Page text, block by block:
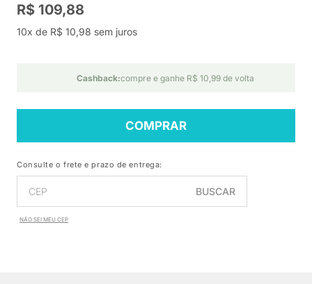
R$ 109,88
10x de R$ 10,98 sem juros
Cashback:compre e ganhe R$ 10,99 de volta
COMPRAR
Consulte o frete e prazo de entrega:
BUSCAR
NÃO SEI MEU CEP